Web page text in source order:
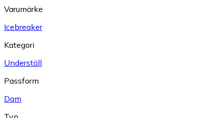
Varumärke
Icebreaker
Kategori
Underställ
Passform
Dam